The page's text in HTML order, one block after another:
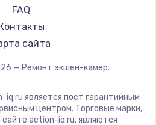
FAQ
Контакты
сайта
— Ремонт экшен-камер.
является пост гарантийным
центром. Торговые марки,
action-iq.ru, являются